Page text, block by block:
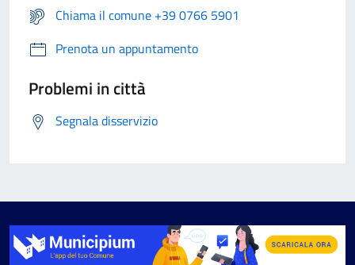
Chiama il comune +39 0766 5901
Prenota un appuntamento
Problemi in città
Segnala disservizio